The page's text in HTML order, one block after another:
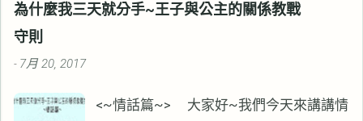
講的是疼痛控制，但所有心理治療都適
為什麼我三天就分手~王子與公主的關係教戰
守則
- 7月 20, 2017
<~情話篇~> 大家好~我們今天來講講情